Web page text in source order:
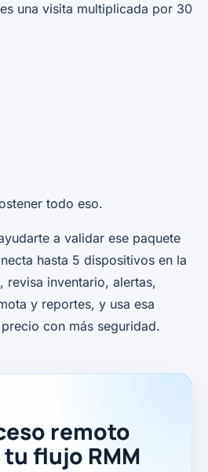
una visita multiplicada por 30
todo eso.
a validar ese paquete
hasta 5 dispositivos en la
revisa inventario, alertas,
y reportes, y usa esa
con más seguridad.
remoto
flujo RMM